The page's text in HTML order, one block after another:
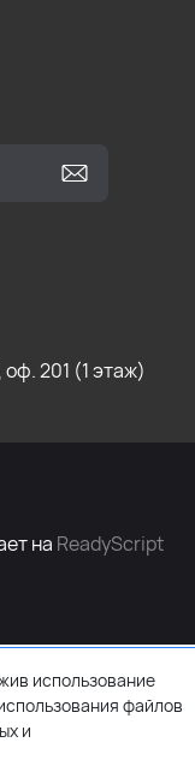
оф. 201 (1 этаж)
на ReadyScript
использование
файлов
и